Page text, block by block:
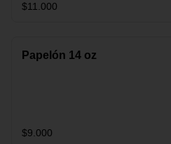
$11.000
Papelón 14 oz
$9.000